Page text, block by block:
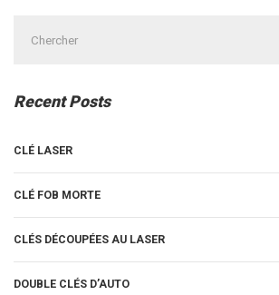
Recent Posts
CLÉ LASER
CLÉ FOB MORTE
CLÉS DÉCOUPÉES AU LASER
DOUBLE CLÉS D’AUTO